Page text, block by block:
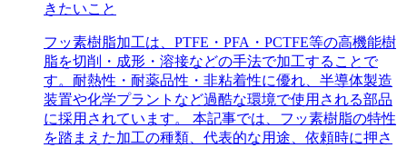
きたいこと
フッ素樹脂加工は、PTFE・PFA・PCTFE等の高機能樹
脂を切削・成形・溶接などの手法で加工することで
す。耐熱性・耐薬品性・非粘着性に優れ、半導体製造
装置や化学プラントなど過酷な環境で使用される部品
に採用されています。 本記事では、フッ素樹脂の特性
を踏まえた加工の種類、代表的な用途、依頼時に押さ